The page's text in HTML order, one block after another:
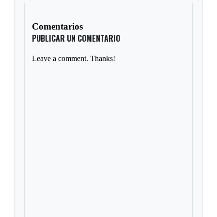
Comentarios
PUBLICAR UN COMENTARIO
Leave a comment. Thanks!